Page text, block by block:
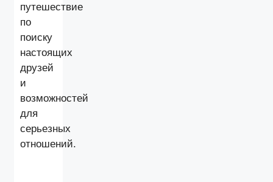
путешествие
по
поиску
настоящих
друзей
и
возможностей
для
серьезных
отношений.